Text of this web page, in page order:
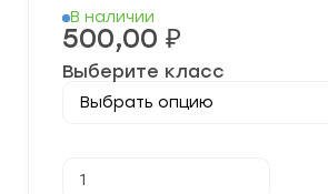
В наличии
500,00 ₽
Выберите класс
товара